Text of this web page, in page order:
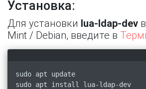
Установка:
Для установки lua-ldap-dev
Mint / Debian, введите в
sudo apt update
sudo apt install lua-ldap-dev